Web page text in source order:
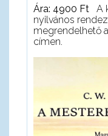
Ára: 4900 Ft A
nyilvános
megrendelhető
címen.